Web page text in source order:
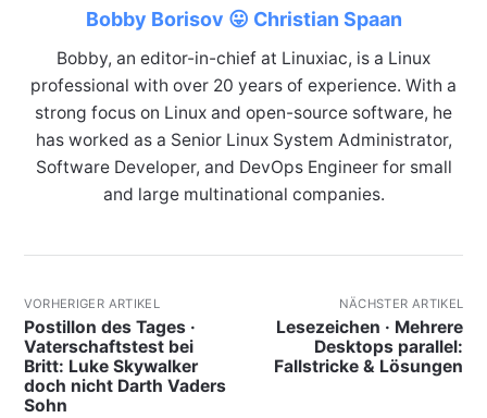
Bobby Borisov 😛 Christian Spaan
Bobby, an editor-in-chief at Linuxiac, is a Linux
professional with over 20 years of experience. With a
strong focus on Linux and open-source software, he
has worked as a Senior Linux System Administrator,
Software Developer, and DevOps Engineer for small
and large multinational companies.
VORHERIGER ARTIKEL
Postillon des Tages ·
Vaterschaftstest bei
Britt: Luke Skywalker
doch nicht Darth Vaders
Sohn
NÄCHSTER ARTIKEL
Lesezeichen · Mehrere
Desktops parallel:
Fallstricke & Lösungen